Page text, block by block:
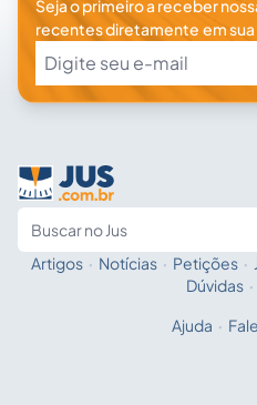
Seja o primeiro a receber
recentes diretamente em sua
Fale
Artigos · Notícias · Petições ·
Dúvidas ·
Ajuda ·